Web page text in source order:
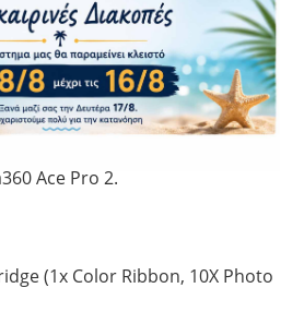
και μοιραστείτε.
με το Insta360 Ace Pro 2 μέσω
και εκτυπώστε αμέσως, ώστε
στιγμή.
χαρτιού περιέχει 10
ένα αποκλειστικό
Ace Pro 2.
(1x Color Ribbon, 10X Photo